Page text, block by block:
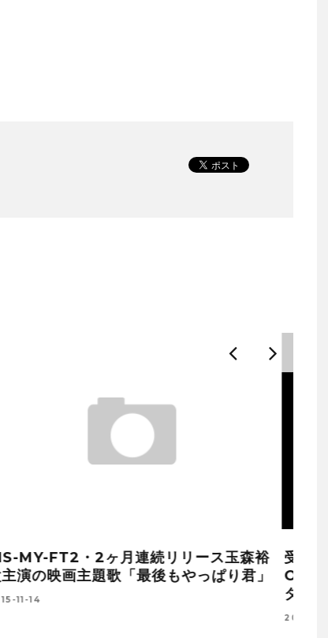
受け継がれるNWOBHMの魂！TYGERS
OF PAN TANG（タイガース・オブ・パン
タン）がニュー・アルバムをリリース！